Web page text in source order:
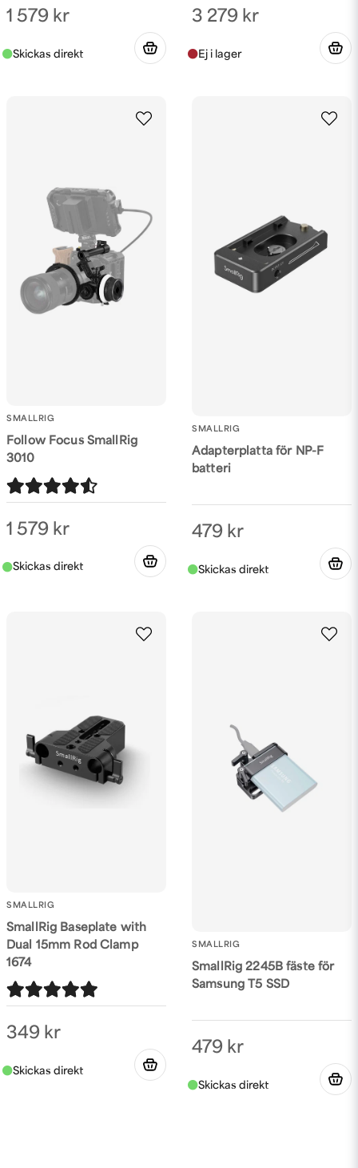
1 579 kr 3 279 kr
SMALLRIG
Follow Focus SmallRig
3010
1 579 kr
SMALLRIG
Adapterplatta för NP-F
batteri
479 kr
SMALLRIG
SmallRig Baseplate with
Dual 15mm Rod Clamp
1674
349 kr
SMALLRIG
SmallRig 2245B fäste för
Samsung T5 SSD
479 kr